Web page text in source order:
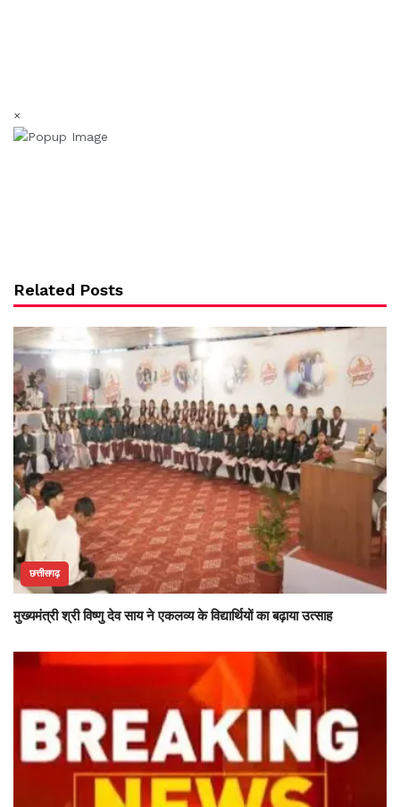
×
Related Posts
छत्तीसगढ़
मुख्यमंत्री श्री विष्णु देव साय ने एकलव्य के विद्यार्थियों का बढ़ाया उत्साह